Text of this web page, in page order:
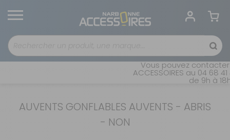
Vous pouvez contacter
ACCESSOIRES au 04 68
de 9h à
AUVENTS GONFLABLES AUVENTS - ABRIS
- NON